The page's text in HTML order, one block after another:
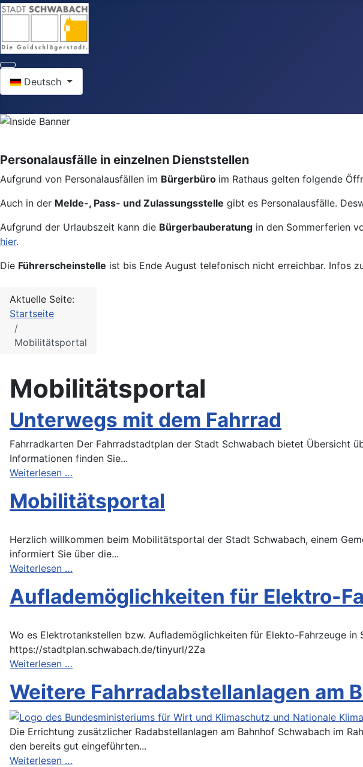
Deutsch
Personalausfälle in einzelnen Dienststellen
Aufgrund von Personalausfällen im Bürgerbüro im Rathaus gelten folgende
Auch in der Melde-, Pass- und Zulassungsstelle gibt es Personalausfälle.
Aufgrund der Urlaubszeit kann die Bürgerbauberatung in den Sommerferien
hier.
Die Führerscheinstelle ist bis Ende August telefonisch nicht erreichbar. Infos
Aktuelle Seite:
Startseite
Mobilitätsportal
Mobilitätsportal
Unterwegs mit dem Fahrrad
Fahrradkarten Der Fahrradstadtplan der Stadt Schwabach bietet Übersicht
Informationen finden Sie...
Weiterlesen …
Mobilitätsportal
Herzlich willkommen beim Mobilitätsportal der Stadt Schwabach, einem
informiert Sie über die...
Weiterlesen …
Auflademöglichkeiten für Elektro-
Wo es Elektrotankstellen bzw. Auflademöglichkeiten für Elekto-Fahrzeuge
https://stadtplan.schwabach.de/tinyurl/2Za
Weiterlesen …
Weitere Fahrradabstellanlagen am
Die Errichtung zusätzlicher Radabstellanlagen am Bahnhof Schwabach im
den bereits gut eingeführten...
Weiterlesen …